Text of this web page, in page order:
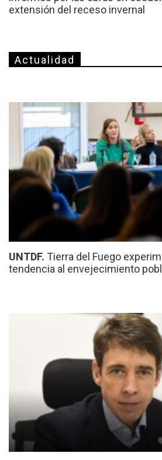
extensión del receso invernal
Actualidad
UNTDF. Tierra del Fuego
tendencia al envejecimiento